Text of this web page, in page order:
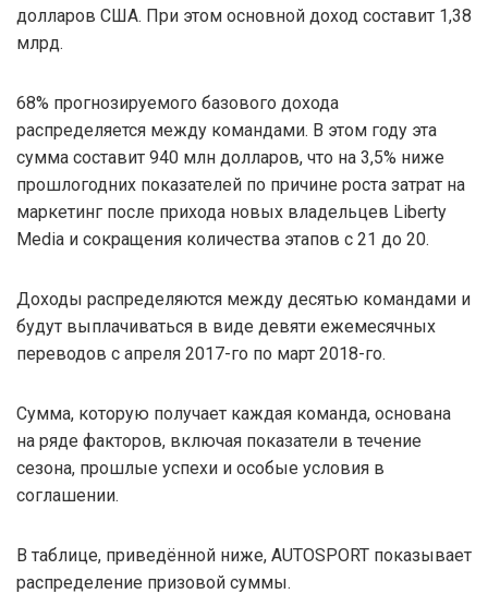
долларов США. При этом основной доход составит 1,38
млрд.
68% прогнозируемого базового дохода
распределяется между командами. В этом году эта
сумма составит 940 млн долларов, что на 3,5% ниже
прошлогодних показателей по причине роста затрат на
маркетинг после прихода новых владельцев Liberty
Media и сокращения количества этапов с 21 до 20.
Доходы распределяются между десятью командами и
будут выплачиваться в виде девяти ежемесячных
переводов с апреля 2017-го по март 2018-го.
Сумма, которую получает каждая команда, основана
на ряде факторов, включая показатели в течение
сезона, прошлые успехи и особые условия в
соглашении.
В таблице, приведённой ниже, AUTOSPORT показывает
распределение призовой суммы.